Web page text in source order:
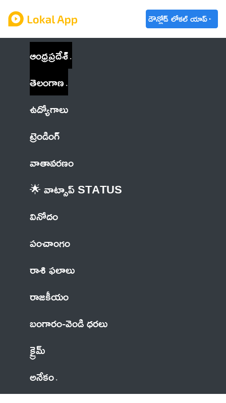
డౌన్లోడ్ లోకల్ యాప్
ఆంధ్రప్రదేశ్
తెలంగాణ
ఉద్యోగాలు
ట్రెండింగ్
వాతావరణం
🌟 వాట్సాప్ STATUS
వినోదం
పంచాంగం
రాశి ఫలాలు
రాజకీయం
బంగారం-వెండి ధరలు
క్రైమ్
అనేకం